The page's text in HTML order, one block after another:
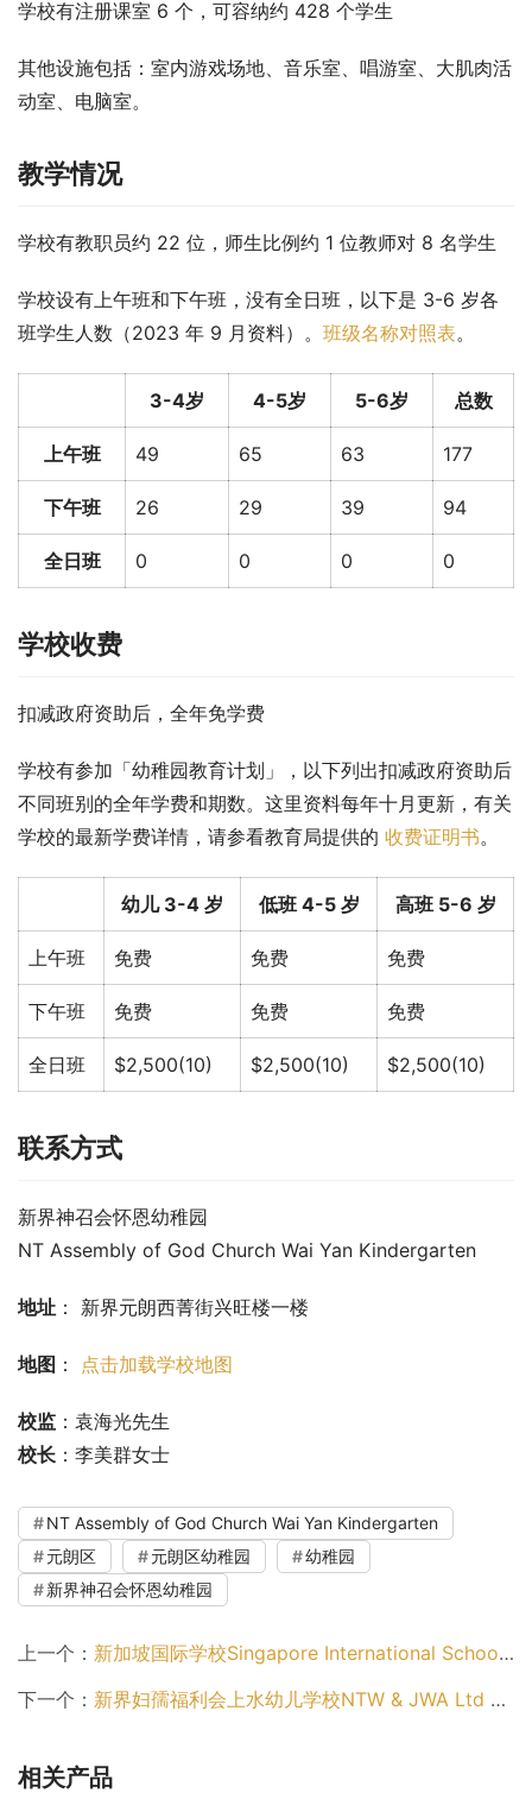
学校有注册课室 6 个，可容纳约 428 个学生
其他设施包括：室内游戏场地、音乐室、唱游室、大肌肉活
动室、电脑室。
教学情况
学校有教职员约 22 位，师生比例约 1 位教师对 8 名学生
学校设有上午班和下午班，没有全日班，以下是 3-6 岁各
班学生人数（2023 年 9 月资料）。 班级名称对照表。
3-4岁 4-5岁 5-6岁 总数
上午班 49 65 63 177
下午班 26 29 39 94
全日班 0 0 0 0
学校收费
扣减政府资助后，全年免学费
学校有参加「幼稚园教育计划」，以下列出扣减政府资助后
不同班别的全年学费和期数。这里资料每年十月更新，有关
学校的最新学费详情，请参看教育局提供的 收费证明书。
幼儿 3-4 岁 低班 4-5 岁 高班 5-6 岁
上午班 免费 免费 免费
下午班 免费 免费 免费
全日班 $2,500(10) $2,500(10) $2,500(10)
联系方式
新界神召会怀恩幼稚园
NT Assembly of God Church Wai Yan Kindergarten
地址 ： 新界元朗西菁街兴旺楼一楼
地图 ： 点击加载学校地图
校监 ：袁海光先生
校长 ：李美群女士
NT Assembly of God Church Wai Yan Kindergarten
元朗区
元朗区幼稚园
幼稚园
新界神召会怀恩幼稚园
上一个： 新加坡国际学校Singapore International School (Hong Kong)（南区幼稚园）
下一个： 新界妇孺福利会上水幼儿学校NTW & JWA Ltd Sheung Shui Nursery School（北区幼稚园）
相关产品